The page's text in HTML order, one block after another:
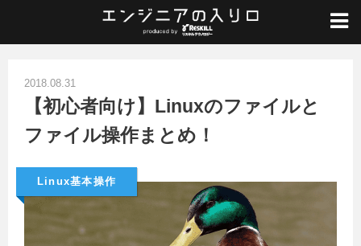
Linux入門/ Linux基本操作/
【初心者向け】Linuxのファイルとファイル操作まとめ！
2018.08.31
【初心者向け】Linuxのファイルと
ファイル操作まとめ！
Linux基本操作